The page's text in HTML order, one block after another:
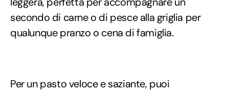
secondo di carne o di pesce alla griglia per
qualunque pranzo o cena di famiglia.
Per un pasto veloce e saziante, puoi